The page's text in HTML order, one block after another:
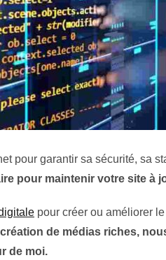
pour garantir sa sécurité, sa
pour maintenir votre site à
pour créer ou améliorer
de médias riches,
de moi.